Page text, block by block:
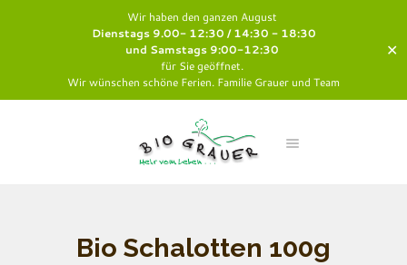
Wir haben den ganzen August
Dienstags 9.00- 12:30 / 14:30 - 18:30
und Samstags 9:00-12:30
für Sie geöffnet.
Wir wünschen schöne Ferien. Familie Grauer und Team
✕
Bio Schalotten 100g